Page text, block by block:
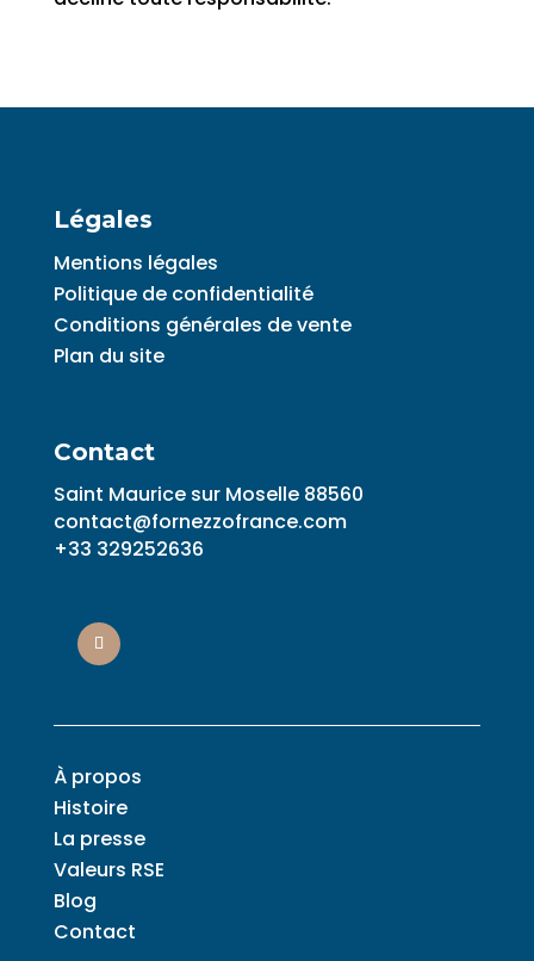
Légales
Mentions légales
Politique de confidentialité
Conditions générales de vente
Plan du site
Contact
Saint Maurice sur Moselle 88560
contact@fornezzofrance.com
+33 329252636
À propos
Histoire
La presse
Valeurs RSE
Blog
Contact